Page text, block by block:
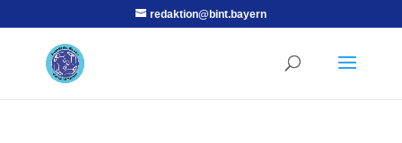
redaktion@bint.bayern